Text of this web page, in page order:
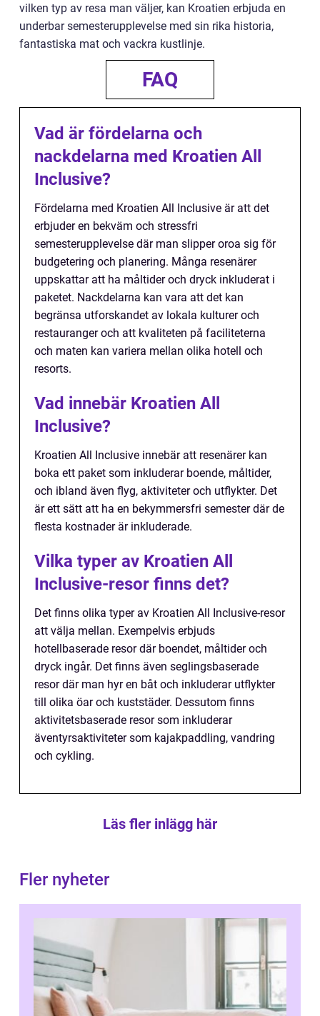
vilken typ av resa man väljer, kan Kroatien erbjuda en
underbar semesterupplevelse med sin rika historia,
fantastiska mat och vackra kustlinje.
FAQ
Vad är fördelarna och
nackdelarna med Kroatien All
Inclusive?
Fördelarna med Kroatien All Inclusive är att det
erbjuder en bekväm och stressfri
semesterupplevelse där man slipper oroa sig för
budgetering och planering. Många resenärer
uppskattar att ha måltider och dryck inkluderat i
paketet. Nackdelarna kan vara att det kan
begränsa utforskandet av lokala kulturer och
restauranger och att kvaliteten på faciliteterna
och maten kan variera mellan olika hotell och
resorts.
Vad innebär Kroatien All
Inclusive?
Kroatien All Inclusive innebär att resenärer kan
boka ett paket som inkluderar boende, måltider,
och ibland även flyg, aktiviteter och utflykter. Det
är ett sätt att ha en bekymmersfri semester där de
flesta kostnader är inkluderade.
Vilka typer av Kroatien All
Inclusive-resor finns det?
Det finns olika typer av Kroatien All Inclusive-resor
att välja mellan. Exempelvis erbjuds
hotellbaserade resor där boendet, måltider och
dryck ingår. Det finns även seglingsbaserade
resor där man hyr en båt och inkluderar utflykter
till olika öar och kuststäder. Dessutom finns
aktivitetsbaserade resor som inkluderar
äventyrsaktiviteter som kajakpaddling, vandring
och cykling.
Läs fler inlägg här
Fler nyheter